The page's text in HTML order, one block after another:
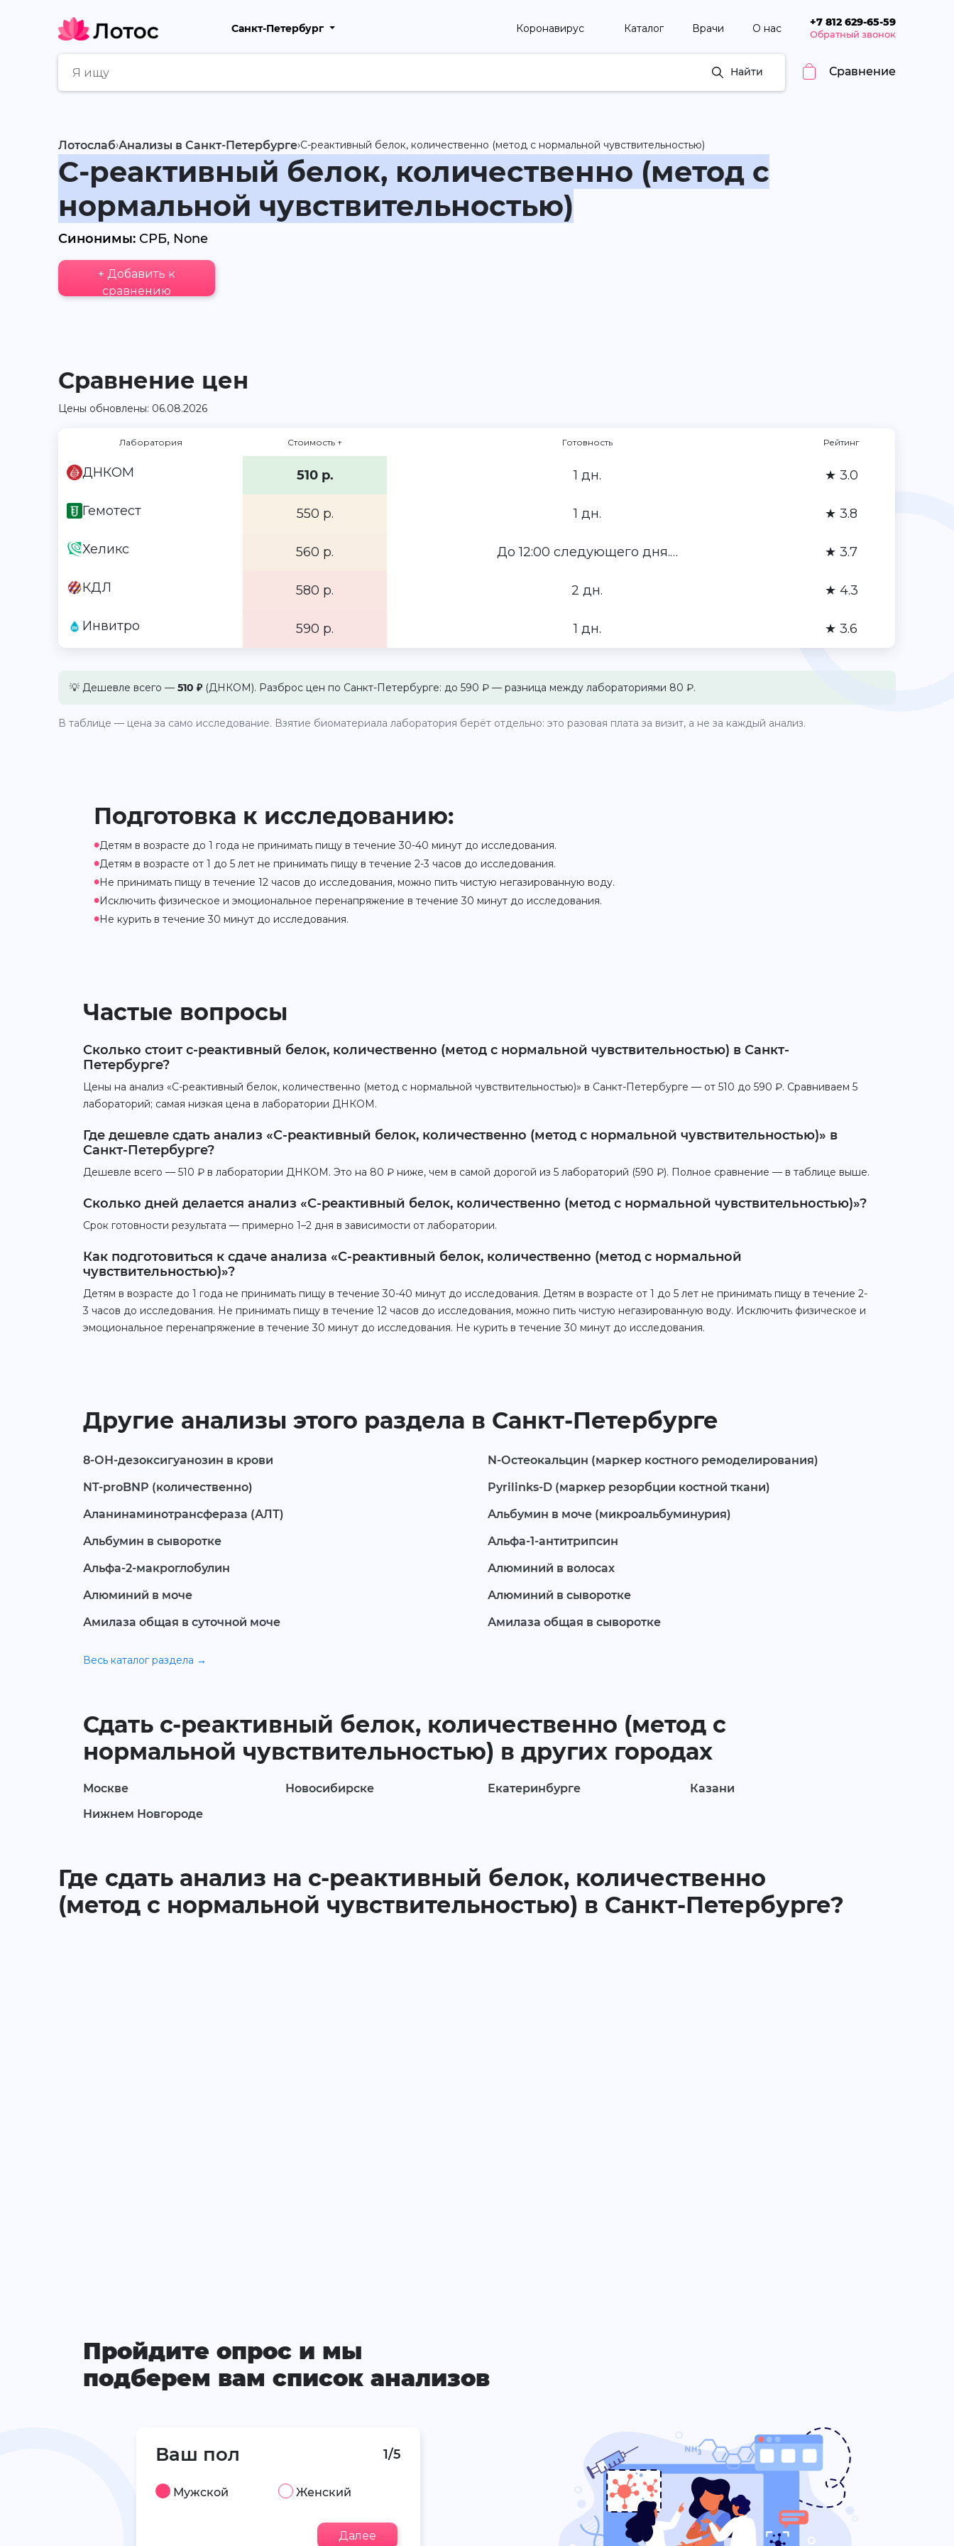
Санкт-Петербург Коронавирус Каталог Врачи О нас +7 812 629-65-59
Обратный звонок
Найти Сравнение
Лотослаб›Анализы в Санкт-Петербурге›С-реактивный белок, количественно (метод с нормальной чувствительностью)
С-реактивный белок, количественно (метод с
нормальной чувствительностью)
Синонимы: СРБ, None
+ Добавить к
сравнению
Сравнение цен
Цены обновлены: 06.08.2026
Лаборатория Стоимость ↑ Готовность Рейтинг
ДНКОМ 510 р. 1 дн. ★ 3.0
Гемотест 550 р. 1 дн. ★ 3.8
Хеликс 560 р. До 12:00 следующего дня.… ★ 3.7
КДЛ 580 р. 2 дн. ★ 4.3
Инвитро 590 р. 1 дн. ★ 3.6
💡 Дешевле всего —510 ₽(ДНКОМ). Разброс цен по Санкт-Петербурге: до 590 ₽ — разница между лабораториями 80 ₽.
В таблице — цена за само исследование. Взятие биоматериала лаборатория берёт отдельно: это разовая плата за визит, а не за каждый анализ.
Подготовка к исследованию:
•Детям в возрасте до 1 года не принимать пищу в течение 30-40 минут до исследования.
•Детям в возрасте от 1 до 5 лет не принимать пищу в течение 2-3 часов до исследования.
•Не принимать пищу в течение 12 часов до исследования, можно пить чистую негазированную воду.
•Исключить физическое и эмоциональное перенапряжение в течение 30 минут до исследования.
•Не курить в течение 30 минут до исследования.
Частые вопросы
Сколько стоит с-реактивный белок, количественно (метод с нормальной чувствительностью) в Санкт-
Петербурге?
Цены на анализ «С-реактивный белок, количественно (метод с нормальной чувствительностью)» в Санкт-Петербурге — от 510 до 590 ₽. Сравниваем 5
лабораторий; самая низкая цена в лаборатории ДНКОМ.
Где дешевле сдать анализ «С-реактивный белок, количественно (метод с нормальной чувствительностью)» в
Санкт-Петербурге?
Дешевле всего — 510 ₽ в лаборатории ДНКОМ. Это на 80 ₽ ниже, чем в самой дорогой из 5 лабораторий (590 ₽). Полное сравнение — в таблице выше.
Сколько дней делается анализ «С-реактивный белок, количественно (метод с нормальной чувствительностью)»?
Срок готовности результата — примерно 1–2 дня в зависимости от лаборатории.
Как подготовиться к сдаче анализа «С-реактивный белок, количественно (метод с нормальной
чувствительностью)»?
Детям в возрасте до 1 года не принимать пищу в течение 30-40 минут до исследования. Детям в возрасте от 1 до 5 лет не принимать пищу в течение 2-
3 часов до исследования. Не принимать пищу в течение 12 часов до исследования, можно пить чистую негазированную воду. Исключить физическое и
эмоциональное перенапряжение в течение 30 минут до исследования. Не курить в течение 30 минут до исследования.
Другие анализы этого раздела в Санкт-Петербурге
8-ОН-дезоксигуанозин в крови
N-Остеокальцин (маркер костного ремоделирования)
NT-proBNP (количественно)
Pyrilinks-D (маркер резорбции костной ткани)
Аланинаминотрансфераза (АЛТ)
Альбумин в моче (микроальбуминурия)
Альбумин в сыворотке
Альфа-1-антитрипсин
Альфа-2-макроглобулин
Алюминий в волосах
Алюминий в моче
Алюминий в сыворотке
Амилаза общая в суточной моче
Амилаза общая в сыворотке
Весь каталог раздела →
Сдать с-реактивный белок, количественно (метод с
нормальной чувствительностью) в других городах
Москве Новосибирске Екатеринбурге
Казани
Нижнем Новгороде
Где сдать анализ на с-реактивный белок, количественно
(метод с нормальной чувствительностью) в Санкт-Петербурге?
Пройдите опрос и мы
подберем вам список анализов
Ваш пол 1/5
Мужской Женский
Далее